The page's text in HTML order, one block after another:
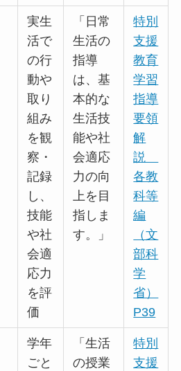
実生
活で
の行
動や
取り
組み
を観
察・
記録
し、
技能
や社
会適
応力
を評
価
「日常
生活の
指導
は、基
本的な
生活技
能や社
会適応
力の向
上を目
指しま
す。」
特別
支援
教育
学習
指導
要領
解
説
各教
科等
編
（文
部科
学
省）
P39
学年
ごと
「生活
の授業
特別
支援